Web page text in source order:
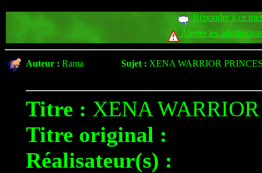
Répondre à ce
Alerter les
Auteur : Rama Sujet : XENA WARRIOR
Titre : XENA
Titre original :
Réalisateur(s) :